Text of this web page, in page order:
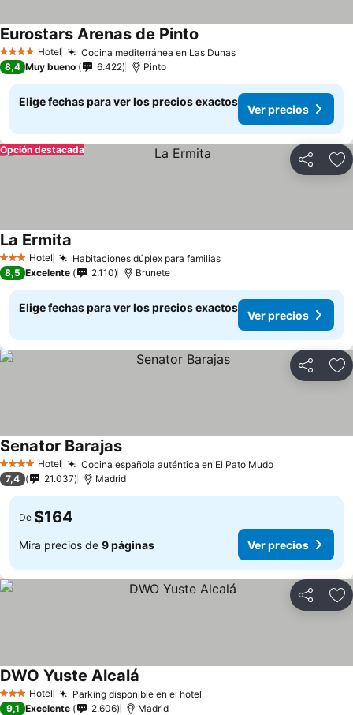
4 EstrellasHotel Cocina mediterránea en Las Dunas
Eurostars Arenas de Pinto
8,4 Muy bueno 6.422 Pinto
Elige fechas para ver los precios exactos
Ver precios
Compartir
Opción destacada
3 Estrellas
Hotel Habitaciones dúplex para familias
La Ermita
8,5 Excelente 2.110 Brunete
Elige fechas para ver los precios exactos
Ver precios
Compartir
4 EstrellasHotel Cocina española auténtica en El Pato Mudo
Senator Barajas
7,4 21.037 Madrid
De $164
Mira precios de 9 páginas Ver precios
Compartir
3 Estrellas
Hotel Parking disponible en el hotel
DWO Yuste Alcalá
9,1 Excelente 2.606 Madrid